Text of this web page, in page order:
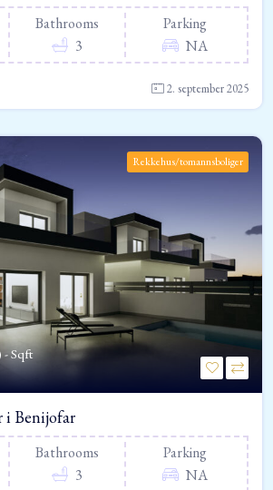
Bathrooms
3
Parking
NA
2. september 2025
Rekkehus/tomannsboliger
- Sqft
i Benijofar
Bathrooms
3
Parking
NA